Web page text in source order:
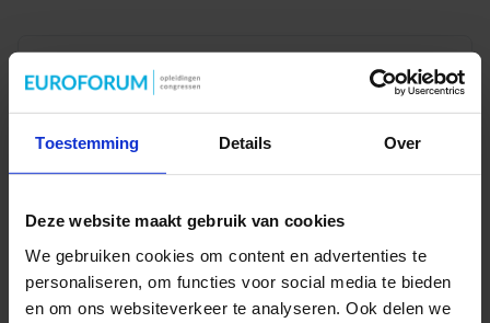
Toestemming Details Over
Deze website maakt gebruik van cookies
We gebruiken cookies om content en advertenties te
personaliseren, om functies voor social media te bieden
en om ons websiteverkeer te analyseren. Ook delen we
Cursus
Financieel management
voor non-financials in het
2.499,00
Volgende